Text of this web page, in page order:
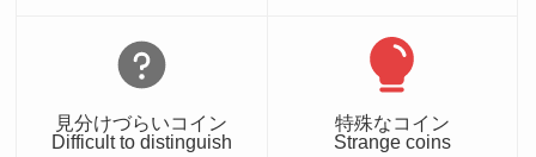
見分けづらいコイン
Difficult to distinguish
特殊なコイン
Strange coins